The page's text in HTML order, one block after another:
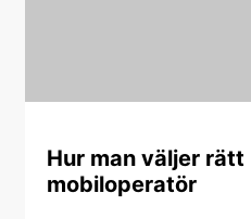
Hur man väljer rätt
mobiloperatör